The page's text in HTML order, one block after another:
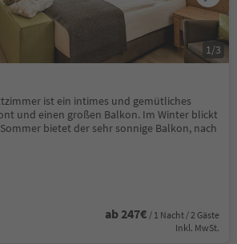
ist ein intimes und gemütliches
und einen großen Balkon. Im Winter blickt
bietet der sehr sonnige Balkon, nach
ab 247€ / 1 Nacht / 2 Gäste
Inkl. MwSt.
1/3